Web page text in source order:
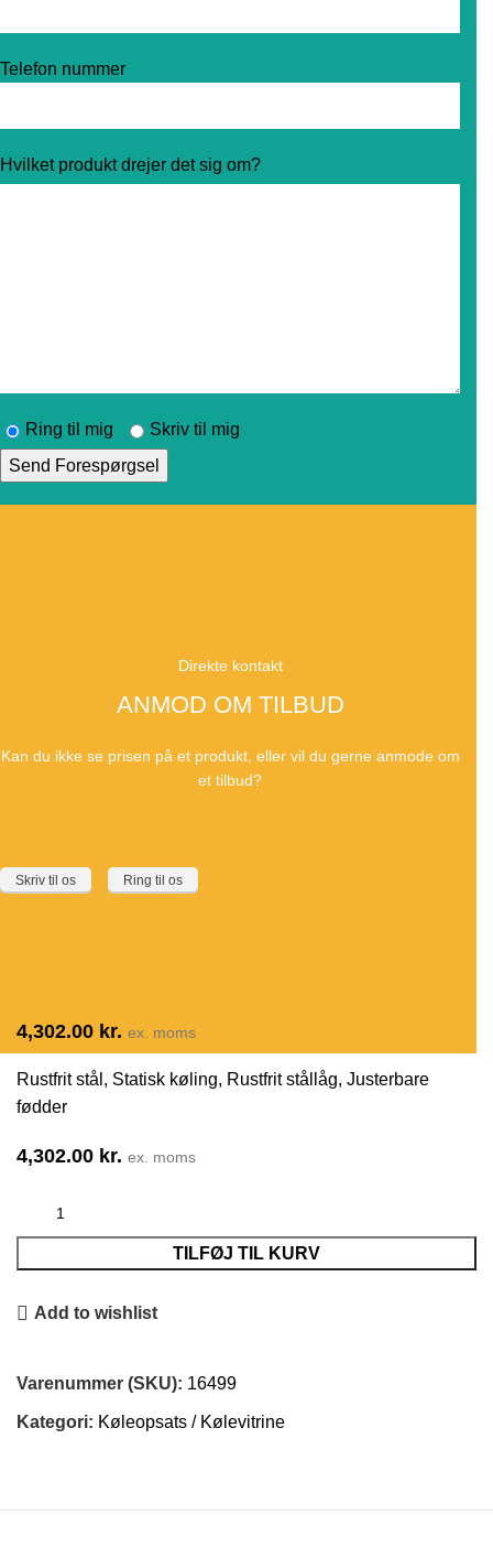
Telefon nummer
Hvilket produkt drejer det sig om?
Ring til mig Skriv til mig
Direkte kontakt
ANMOD OM TILBUD
Kan du ikke se prisen på et produkt, eller vil du gerne anmode om
et tilbud?
Skriv til os Ring til os
4,302.00 kr. ex. moms
Rustfrit stål, Statisk køling, Rustfrit stållåg, Justerbare
fødder
4,302.00 kr. ex. moms
TILFØJ TIL KURV
Add to wishlist
Varenummer (SKU): 16499
Kategori: Køleopsats / Kølevitrine